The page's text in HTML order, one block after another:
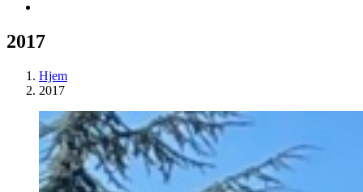
2017
Hjem
2017